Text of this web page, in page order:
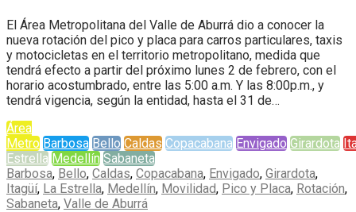
El Área Metropolitana del Valle de Aburrá dio a conocer la
nueva rotación del pico y placa para carros particulares, taxis
y motocicletas en el territorio metropolitano, medida que
tendrá efecto a partir del próximo lunes 2 de febrero, con el
horario acostumbrado, entre las 5:00 a.m. Y las 8:00p.m., y
tendrá vigencia, según la entidad, hasta el 31 de…
Área
Metro Barbosa Bello Caldas Copacabana Envigado Girardota
Estrella Medellín Sabaneta
Barbosa, Bello, Caldas, Copacabana, Envigado, Girardota,
Itagüí, La Estrella, Medellín, Movilidad, Pico y Placa, Rotación,
Sabaneta, Valle de Aburrá